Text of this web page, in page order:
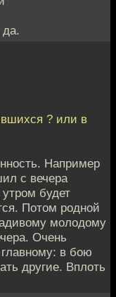
? или в
Например
с вечера
будет
Потом родной
молодому
Очень
в бою
другие. Вплоть